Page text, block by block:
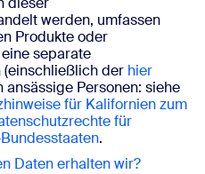
werden, umfassen
Produkte oder
separate
der hier
Personen: siehe
für Kalifornien zum
für
.
Daten erhalten wir?